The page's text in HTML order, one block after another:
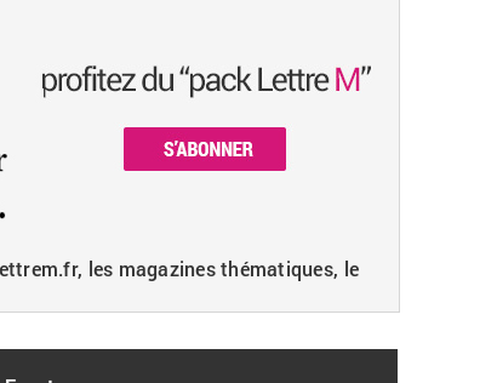
les magazines thématiques, le